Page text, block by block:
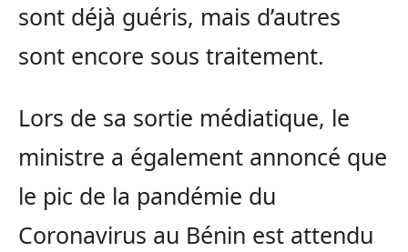
sont déjà guéris, mais d’autres
sont encore sous traitement.
Lors de sa sortie médiatique, le
ministre a également annoncé que
le pic de la pandémie du
Coronavirus au Bénin est attendu